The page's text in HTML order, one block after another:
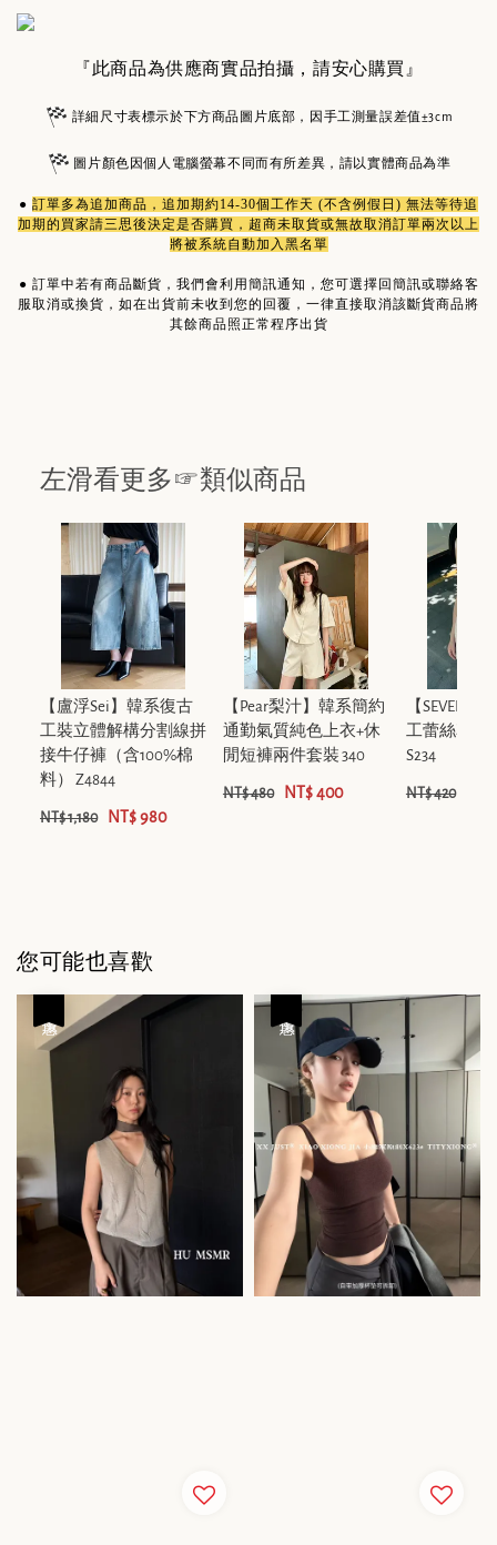
『此商品為供應商實品拍攝，請安心購買』
詳細尺寸表標示於下方商品圖片底部，因手工測量誤差值±3cm
圖片顏色因個人電腦螢幕不同而有所差異，請以實體商品為準
● 訂單多為追加商品 ，追加期約14-30個工作天 (不含例假日) 無法等待追
加期的買家請三思後決定是否購買，超商未取貨或無故取消訂單兩次以上
將被系統自動加入黑名單
● 訂單中若有商品斷貨，我們會利用簡訊通知，您可選擇回簡訊或聯絡客
服取消或換貨，如在出貨前未收到您的回覆，一律直接取消該斷貨商品將
其餘商品照正常程序出貨
左滑看更多☞類似商品
【盧浮Sei】韓系復古
工裝立體解構分割線拼
接牛仔褲（含100%棉
料） Z4844
NT$ 1,180 NT$ 980
【Pear梨汁】韓系簡約
通勤氣質純色上衣+休
閒短褲兩件套裝 340
NT$ 480 NT$ 400
【SEVEN7
工蕾絲花邊
S234
NT$ 420
您可能也喜歡